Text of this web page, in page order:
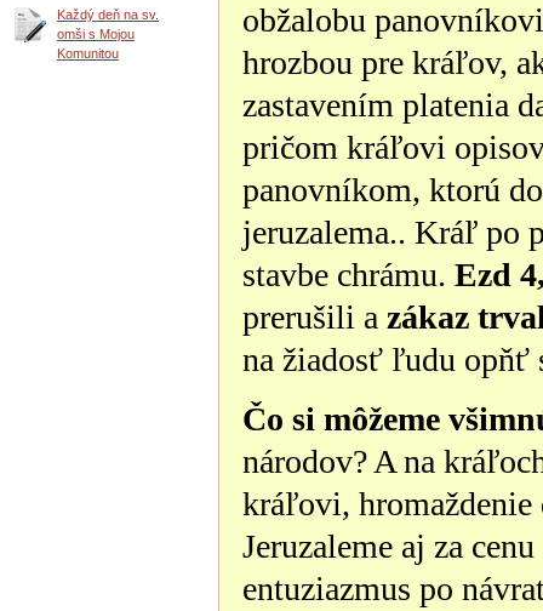
obžalobu
hrozbou pre kráľov,
zastavením platenia
pričom kráľovi
panovníkom, ktorú
jeruzalema.. Kráľ po
stavbe chrámu. Ezd
prerušili a zákaz
na žiadosť ľudu opňť
Čo si môžeme
národov? A na
kráľovi, hromaždenie
Jeruzaleme aj za
entuziazmus po
Každý deň na sv.
omši s Mojou
Komunitou